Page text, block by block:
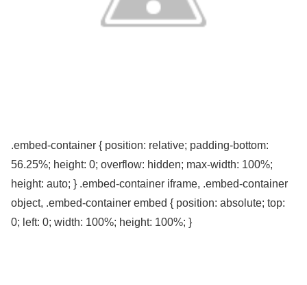
.embed-container { position: relative; padding-bottom:
56.25%; height: 0; overflow: hidden; max-width: 100%;
height: auto; } .embed-container iframe, .embed-container
object, .embed-container embed { position: absolute; top:
0; left: 0; width: 100%; height: 100%; }